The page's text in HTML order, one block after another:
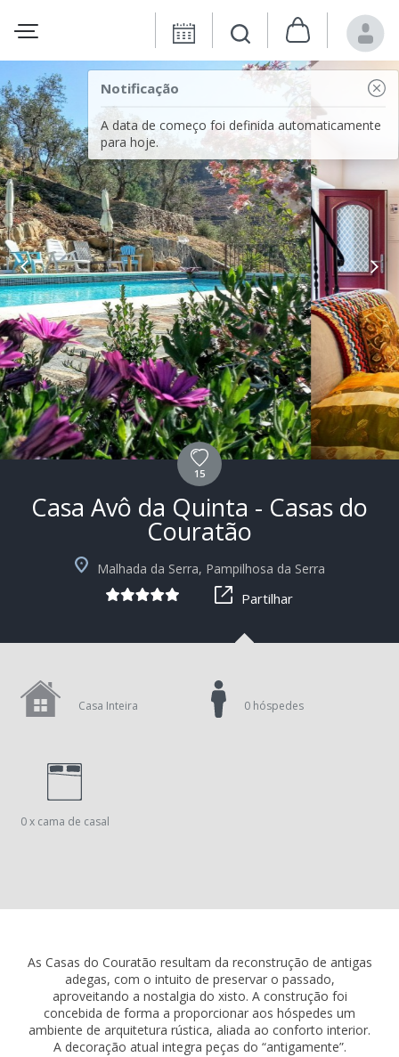
Notificação
A data de começo foi definida automaticamente
para hoje.
+10
15
Casa Avô da Quinta - Casas do
Couratão
Malhada da Serra, Pampilhosa da Serra
Partilhar
Casa Inteira
0 x cama de casal
0 hóspedes
As Casas do Couratão resultam da reconstrução de antigas
adegas, com o intuito de preservar o passado,
aproveitando a nostalgia do xisto. A construção foi
concebida de forma a proporcionar aos hóspedes um
ambiente de arquitetura rústica, aliada ao conforto interior.
A decoração atual integra peças do “antigamente”.